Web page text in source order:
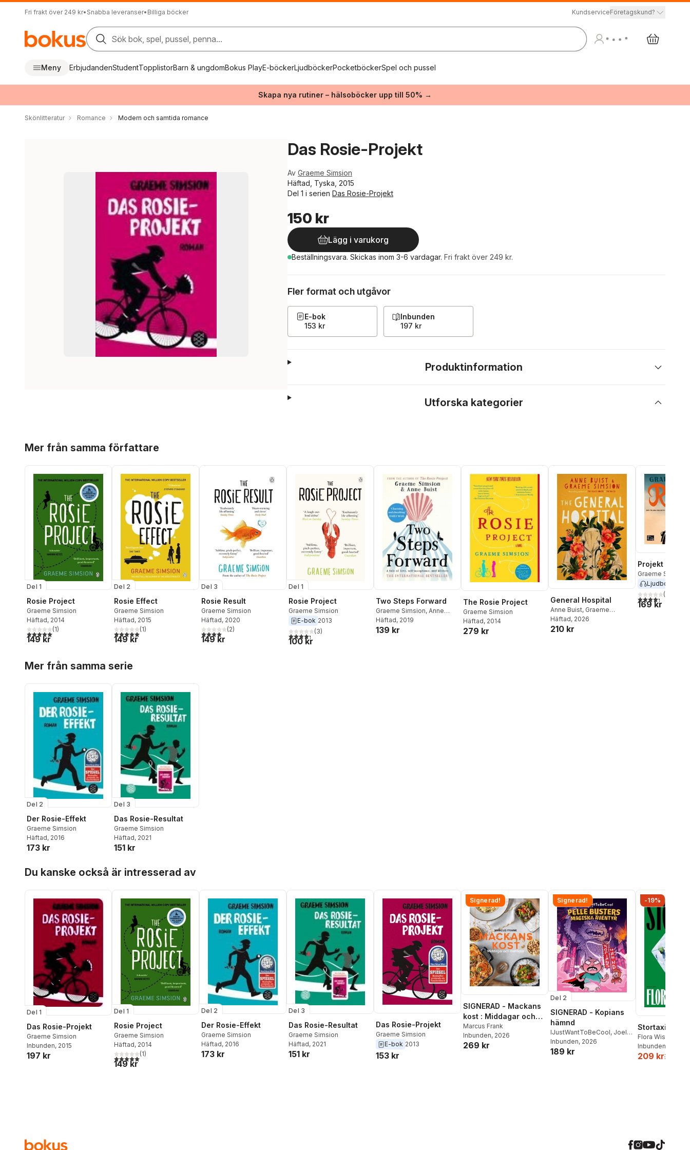
Fri frakt över 249 kr• Snabba leveranser• Billiga böcker KundserviceFöretagskund?
Sök bok, spel, pussel, penna...
Meny ErbjudandenStudentTopplistorBarn & ungdomBokus PlayE-böckerLjudböckerPocketböckerSpel och pussel
Skapa nya rutiner – hälsoböcker upp till 50% →
Skönlitteratur Romance Modern och samtida romance
Das Rosie-Projekt
Av Graeme Simsion
Häftad, Tyska, 2015
Del 1 i serien Das Rosie-Projekt
150 kr
Lägg i varukorg
Beställningsvara. Skickas inom 3-6 vardagar. Fri frakt över 249 kr.
Fler format och utgåvor
E-bok
153 kr
Inbunden
197 kr
Produktinformation
Utforska kategorier
Mer från samma författare
Del 1
Rosie Project
Graeme Simsion
Häftad, 2014
5,0utav 5 stjärnor. Totalt antal röster:
(1)
149 kr
Del 2
Rosie Effect
Graeme Simsion
Häftad, 2015
5,0utav 5 stjärnor. Totalt antal röster:
(1)
149 kr
Del 3
Rosie Result
Graeme Simsion
Häftad, 2020
4,0utav 5 stjärnor. Totalt antal röster:
(2)
149 kr
Del 1
Rosie Project
Graeme Simsion
E-bok 2013
4,3utav 5 stjärnor. Totalt antal röster:
(3)
100 kr
Two Steps Forward
Graeme Simsion, Anne
Buist
Häftad, 2019
139 kr
The Rosie Project
Graeme Simsion
Häftad, 2014
279 kr
General Hospital
Anne Buist, Graeme
Simsion
Häftad, 2026
210 kr
Projekt Rosie
Graeme Simsion
Ljudbok
4,3utav 5(
169 kr
Mer från samma serie
Del 2
Der Rosie-Effekt
Graeme Simsion
Häftad, 2016
173 kr
Del 3
Das Rosie-Resultat
Graeme Simsion
Häftad, 2021
151 kr
Du kanske också är intresserad av
Del 1
Das Rosie-Projekt
Graeme Simsion
Inbunden, 2015
197 kr
Del 1
Rosie Project
Graeme Simsion
Häftad, 2014
5,0utav 5 stjärnor. Totalt antal röster:
(1)
149 kr
Del 2
Der Rosie-Effekt
Graeme Simsion
Häftad, 2016
173 kr
Del 3
Das Rosie-Resultat
Graeme Simsion
Häftad, 2021
151 kr
Das Rosie-Projekt
Graeme Simsion
E-bok 2013
153 kr
Signerad!
SIGNERAD - Mackans
kost : Middagar och
matlådor
Marcus Frank
Inbunden, 2026
269 kr
Signerad!
Del 2
SIGNERAD - Kopians
hämnd
IJustWantToBeCool, Joel
Adolphson,Emil Ejdemo
Beer ,Victor Beer
Inbunden, 2026
189 kr
-19%
Stortaxi
Flora Wiström
Inbunden
209 kr259 kr